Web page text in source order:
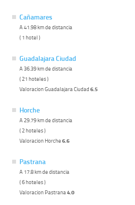
Cañamares
A 41.98 km de distancia
( 1 hotel )
Guadalajara Ciudad
A 36.39 km de distancia
( 21 hoteles )
Valoracion Guadalajara Ciudad 6.5
Horche
A 29.79 km de distancia
( 2 hoteles )
Valoracion Horche 6.6
Pastrana
A 17.8 km de distancia
( 6 hoteles )
Valoracion Pastrana 4.0